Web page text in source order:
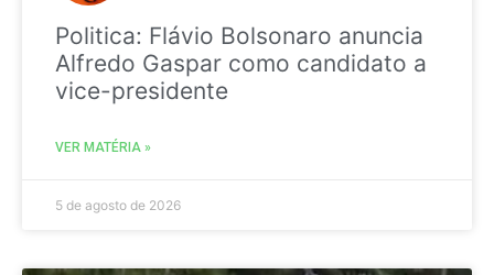
Politica: Flávio Bolsonaro anuncia
Alfredo Gaspar como candidato a
vice-presidente
VER MATÉRIA »
5 de agosto de 2026